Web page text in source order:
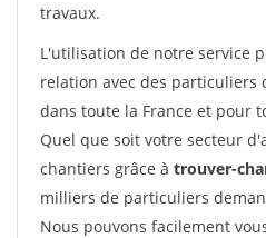
travaux.
L'utilisation de notre service
relation avec des particuliers
dans toute la France et pour
Quel que soit votre secteur
chantiers grâce à trouver-
milliers de particuliers
Nous pouvons facilement